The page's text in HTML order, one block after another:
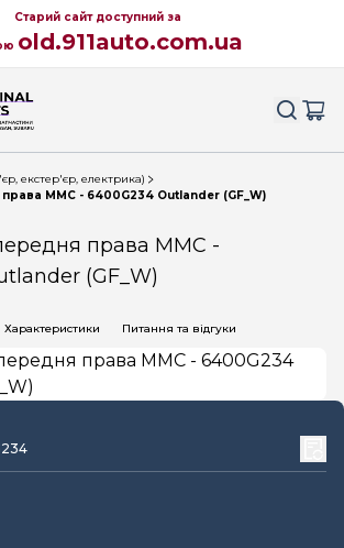
Старий сайт доступний за
old.911auto.com.ua
екстер'єр, електрика)
MMC - 6400G234 Outlander (GF_W)
права MMC -
(GF_W)
Характеристики Питання та відгуки